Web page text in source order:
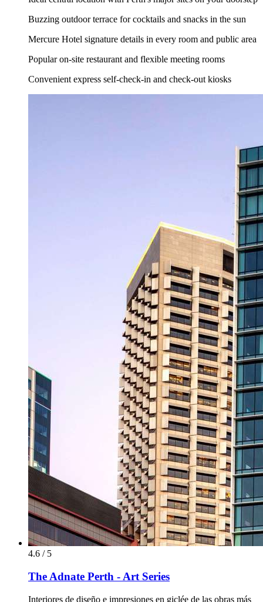
Buzzing outdoor terrace for cocktails and snacks in the sun
Mercure Hotel signature details in every room and public area
Popular on-site restaurant and flexible meeting rooms
Convenient express self-check-in and check-out kiosks
4.6 / 5
The Adnate Perth - Art Series
Interiores de diseño e impresiones en giclée de las obras más